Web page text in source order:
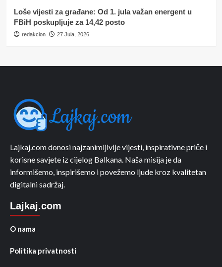
Loše vijesti za građane: Od 1. jula važan energent u
FBiH poskupljuje za 14,42 posto
redakcion 27 Jula, 2026
Lajkaj.com donosi najzanimljivije vijesti, inspirativne priče i
korisne savjete iz cijelog Balkana. Naša misija je da
informišemo, inspirišemo i povežemo ljude kroz kvalitetan
digitalni sadržaj.
Lajkaj.com
O nama
Politika privatnosti